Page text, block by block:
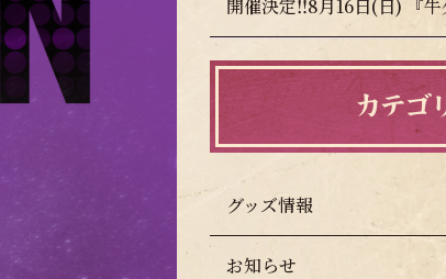
カテゴ
グッズ情報
お知らせ